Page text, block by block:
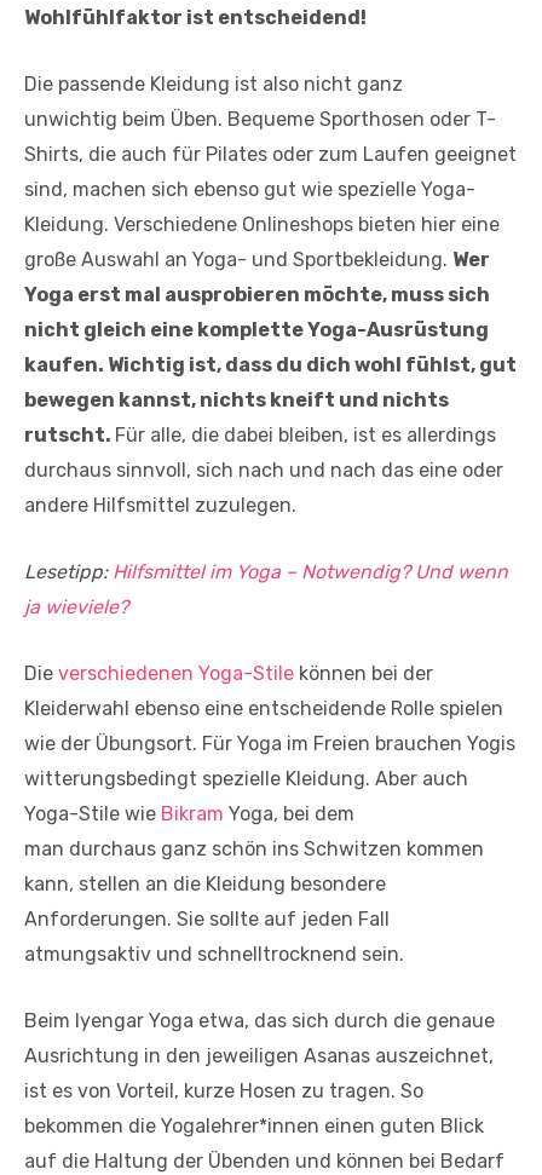
Wohlfühlfaktor ist entscheidend!
Die passende Kleidung ist also nicht ganz
unwichtig beim Üben. Bequeme Sporthosen oder T-
Shirts, die auch für Pilates oder zum Laufen geeignet
sind, machen sich ebenso gut wie spezielle Yoga-
Kleidung. Verschiedene Onlineshops bieten hier eine
große Auswahl an Yoga- und Sportbekleidung. Wer
Yoga erst mal ausprobieren möchte, muss sich
nicht gleich eine komplette Yoga-Ausrüstung
kaufen. Wichtig ist, dass du dich wohl fühlst, gut
bewegen kannst, nichts kneift und nichts
rutscht. Für alle, die dabei bleiben, ist es allerdings
durchaus sinnvoll, sich nach und nach das eine oder
andere Hilfsmittel zuzulegen.
Lesetipp: Hilfsmittel im Yoga – Notwendig? Und wenn
ja wieviele?
Die verschiedenen Yoga-Stile können bei der
Kleiderwahl ebenso eine entscheidende Rolle spielen
wie der Übungsort. Für Yoga im Freien brauchen Yogis
witterungsbedingt spezielle Kleidung. Aber auch
Yoga-Stile wie Bikram Yoga, bei dem
man durchaus ganz schön ins Schwitzen kommen
kann, stellen an die Kleidung besondere
Anforderungen. Sie sollte auf jeden Fall
atmungsaktiv und schnelltrocknend sein.
Beim Iyengar Yoga etwa, das sich durch die genaue
Ausrichtung in den jeweiligen Asanas auszeichnet,
ist es von Vorteil, kurze Hosen zu tragen. So
bekommen die Yogalehrer*innen einen guten Blick
auf die Haltung der Übenden und können bei Bedarf